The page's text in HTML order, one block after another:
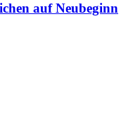
auf Neubeginn